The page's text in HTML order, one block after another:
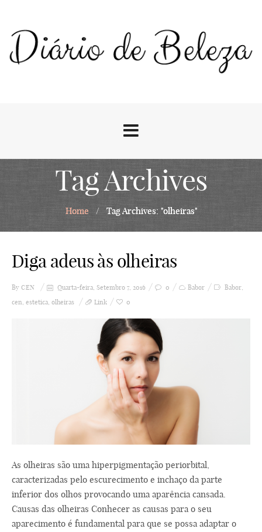
Tag Archives
Home / Tag Archives: "olheiras"
Diga adeus às olheiras
By CEN Quarta-feira, Setembro 7, 2016 0 Babor Babor,
cen, estetica, olheiras Link 0
As olheiras são uma hiperpigmentação periorbital,
caracterizadas pelo escurecimento e inchaço da parte
inferior dos olhos provocando uma aparência cansada.
Causas das olheiras Conhecer as causas para o seu
aparecimento é fundamental para que se possa adaptar o